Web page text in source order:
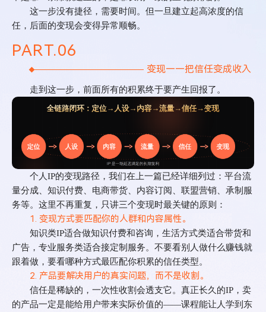
这一步没有捷径，需要时间。但一旦建立起高浓度的信
任，后面的变现会变得异常顺畅。
PART.06
变现——把信任变成收入
走到这一步，前面所有的积累终于要产生回报了。
个人IP的变现路径，我们在上一篇已经详细列过：平台流
量分成、知识付费、电商带货、内容订阅、联盟营销、承制服
务等。这里不再重复，只讲三个变现时最关键的原则：
1. 变现方式要匹配你的人群和内容属性。
知识类IP适合做知识付费和咨询，生活方式类适合带货和
广告，专业服务类适合接定制服务。不要看别人做什么赚钱就
跟着做，要看哪种方式最匹配你积累的信任类型。
2. 产品要解决用户的真实问题，而不是收割。
信任是稀缺的，一次性收割会透支它。真正长久的IP ，卖
的产品一定是能给用户带来实际价值的——课程能让人学到东